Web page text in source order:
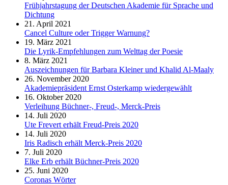
Frühjahrstagung der Deutschen Akademie für Sprache und
Dichtung
21. April 2021
Cancel Culture oder Trigger Warnung?
19. März 2021
Die Lyrik-Empfehlungen zum Welttag der Poesie
8. März 2021
Auszeichnungen für Barbara Kleiner und Khalid Al-Maaly
26. November 2020
Akademiepräsident Ernst Osterkamp wiedergewählt
16. Oktober 2020
Verleihung Büchner-, Freud-, Merck-Preis
14. Juli 2020
Ute Frevert erhält Freud-Preis 2020
14. Juli 2020
Iris Radisch erhält Merck-Preis 2020
7. Juli 2020
Elke Erb erhält Büchner-Preis 2020
25. Juni 2020
Coronas Wörter